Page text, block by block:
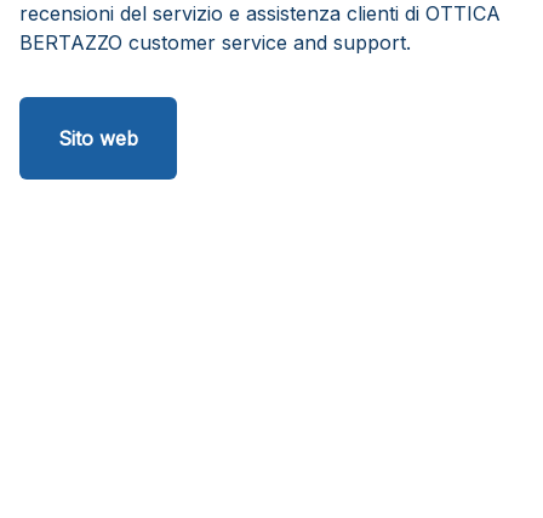
recensioni del servizio e assistenza clienti di OTTICA
BERTAZZO customer service and support.
Sito web